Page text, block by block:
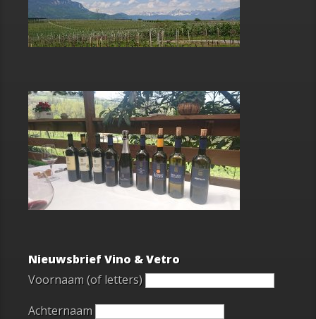
Nieuwsbrief Vino & Vetro
Voornaam (of letters)
Achternaam